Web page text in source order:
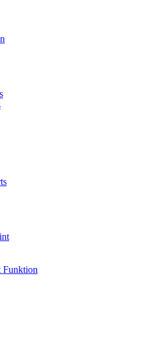
Funktion